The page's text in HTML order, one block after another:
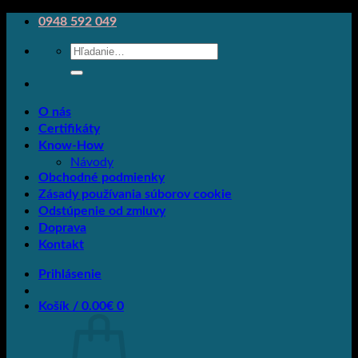
Skip
content
0948 592 049
Hľadať:
O nás
Certifikáty
Know-How
Návody
Obchodné podmienky
Zásady používania súborov cookie
Odstúpenie od zmluvy
Doprava
Kontakt
Prihlásenie
Košík / 0.00€ 0